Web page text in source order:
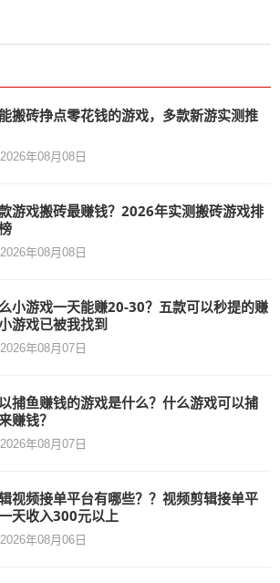
搬砖挣点零花钱的游戏，多款新游实测推
2026年08月08日
游戏搬砖最赚钱？2026年实测搬砖游戏排
2026年08月08日
小游戏一天能赚20-30？五款可以秒提的赚
游戏已被我找到
2026年08月07日
捕鱼赚钱的游戏是什么？什么游戏可以捕
赚钱？
2026年08月07日
视频接单平台有哪些？？视频剪辑接单平
天收入300元以上
2026年08月06日